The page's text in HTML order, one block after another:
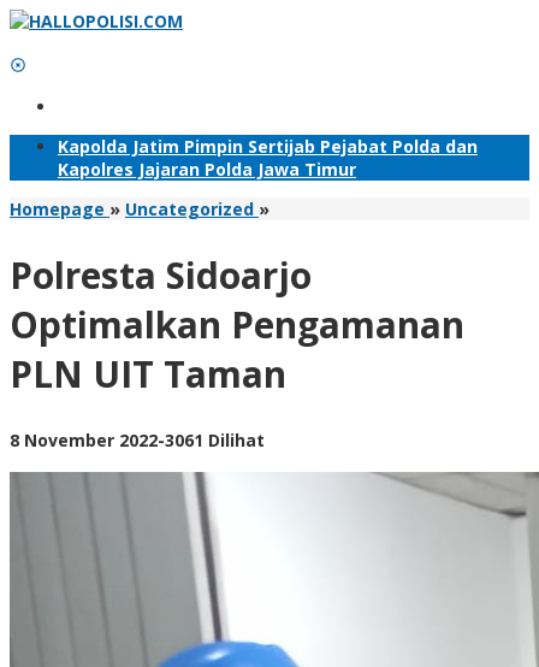
Lewati
konten
Kapolda Jatim Pimpin Sertijab Pejabat Polda dan
Kapolres Jajaran Polda Jawa Timur
Homepage » Uncategorized »Polresta
Pengamanan
PLN
UIT
Taman
Polresta Sidoarjo
Optimalkan Pengamanan
PLN UIT Taman
8 November 2022oleh
-3061 Dilihat